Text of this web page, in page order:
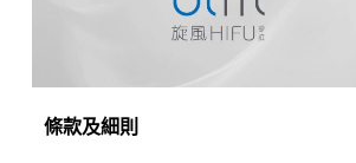
條款及細則